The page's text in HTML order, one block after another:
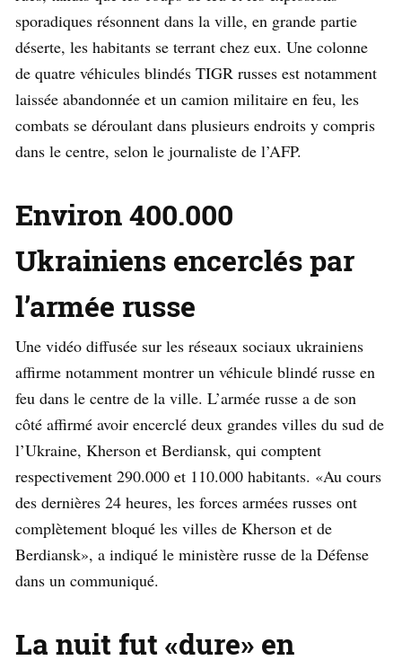
sporadiques résonnent dans la ville, en grande partie
déserte, les habitants se terrant chez eux. Une colonne
de quatre véhicules blindés TIGR russes est notamment
laissée abandonnée et un camion militaire en feu, les
combats se déroulant dans plusieurs endroits y compris
dans le centre, selon le journaliste de l’AFP.
Environ 400.000
Ukrainiens encerclés par
l’armée russe
Une vidéo diffusée sur les réseaux sociaux ukrainiens
affirme notamment montrer un véhicule blindé russe en
feu dans le centre de la ville. L’armée russe a de son
côté affirmé avoir encerclé deux grandes villes du sud de
l’Ukraine, Kherson et Berdiansk, qui comptent
respectivement 290.000 et 110.000 habitants. «Au cours
des dernières 24 heures, les forces armées russes ont
complètement bloqué les villes de Kherson et de
Berdiansk», a indiqué le ministère russe de la Défense
dans un communiqué.
La nuit fut «dure» en